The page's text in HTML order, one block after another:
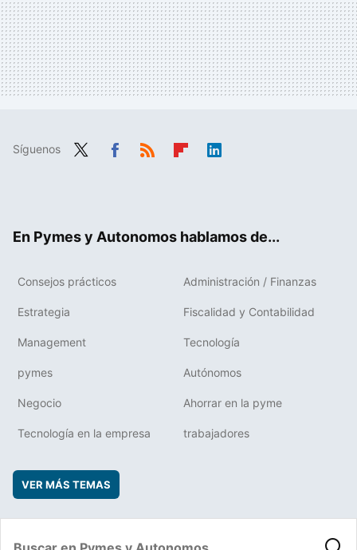
Síguenos
En Pymes y Autonomos hablamos de...
Consejos prácticos Administración / Finanzas
Estrategia Fiscalidad y Contabilidad
Management Tecnología
pymes Autónomos
Negocio Ahorrar en la pyme
Tecnología en la empresa trabajadores
VER MÁS TEMAS